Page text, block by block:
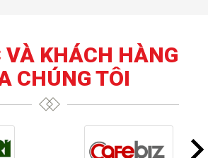
VÀ KHÁCH HÀNG
CHÚNG TÔI